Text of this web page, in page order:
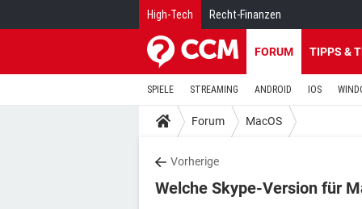
High-Tech Recht-Finanzen
FORUM TIPPS &
SPIELE STREAMING ANDROID IOS
Forum MacOS
Vorherige
Welche Skype-Version für